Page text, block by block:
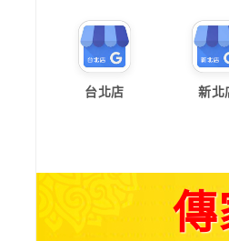
台北店 新北